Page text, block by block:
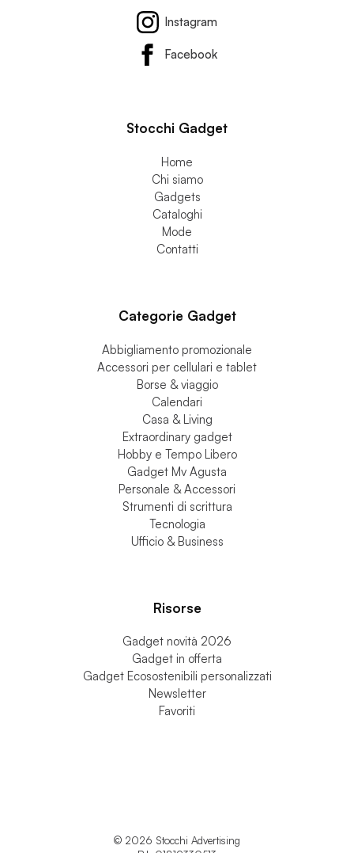
Instagram
Facebook
Stocchi Gadget
Home
Chi siamo
Gadgets
Cataloghi
Mode
Contatti
Categorie Gadget
Abbigliamento promozionale
Accessori per cellulari e tablet
Borse & viaggio
Calendari
Casa & Living
Extraordinary gadget
Hobby e Tempo Libero
Gadget Mv Agusta
Personale & Accessori
Strumenti di scrittura
Tecnologia
Ufficio & Business
Risorse
Gadget novità 2026
Gadget in offerta
Gadget Ecosostenibili personalizzati
Newsletter
Favoriti
© 2026 Stocchi Advertising